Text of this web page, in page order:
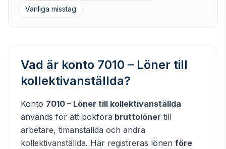
Vanliga misstag
Vad är konto 7010 – Löner till
kollektivanställda?
Konto 7010 – Löner till kollektivanställda
används för att bokföra bruttolöner till
arbetare, timanställda och andra
kollektivanställda. Här registreras lönen före